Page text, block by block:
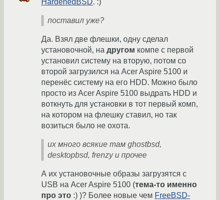
HardenedBSD. :)
поставил уже?
Да. Взял две флешки, одну сделал
установочной, на другом компе с первой
установил систему на вторую, потом со
второй загрузился на Acer Aspire 5100 и
перенёс систему на его HDD. Можно было
просто из Acer Aspire 5100 выдрать HDD и
воткнуть для установки в тот первый комп,
на котором на флешку ставил, но так
возиться было не охота.
их много всякие там ghostbsd,
desktopbsd, frenzy и прочее
А их установочные образы загрузятся с
USB на Acer Aspire 5100 (тема-то именно
про это :) )? Более новые чем FreeBSD-